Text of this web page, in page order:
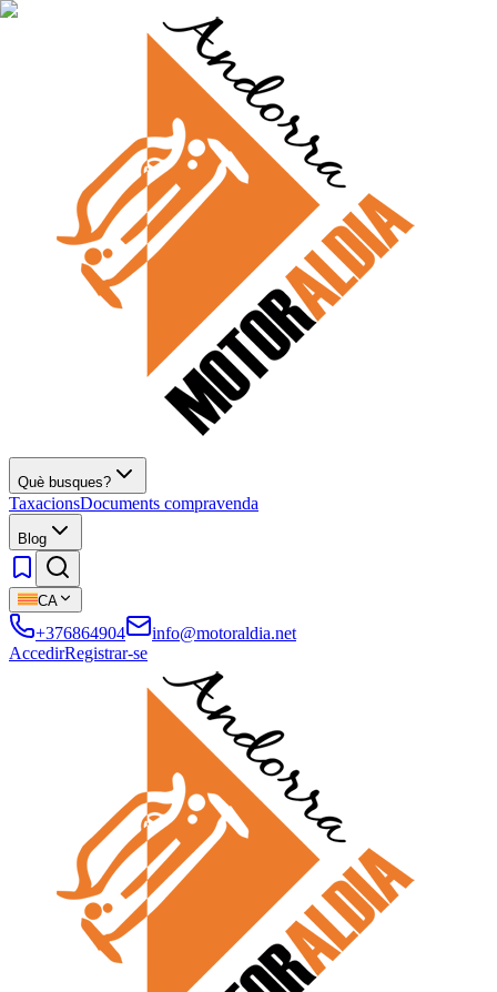
Què busques?
TaxacionsDocuments compravenda
Blog
CA
+376864904
info@motoraldia.net
AccedirRegistrar-se